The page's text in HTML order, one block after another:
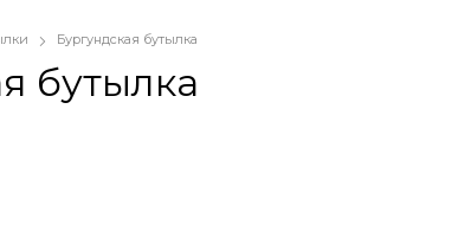
Бургундская бутылка
бутылка